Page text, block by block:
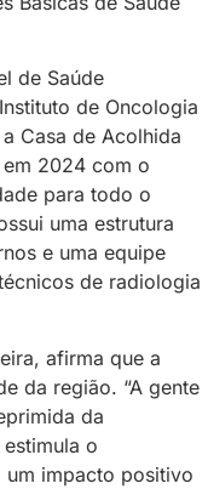
de Saúde
de Oncologia
Casa de Acolhida
2024 com o
para todo o
uma estrutura
e uma equipe
de radiologia
afirma que a
da região. “A gente
da
o
impacto positivo